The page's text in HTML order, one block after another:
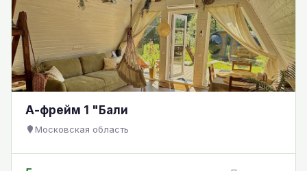
А-фрейм 1 "Бали
Московская область